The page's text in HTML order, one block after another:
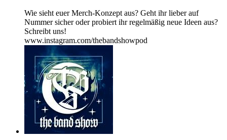
Wie sieht euer Merch-Konzept aus? Geht ihr lieber auf
Nummer sicher oder probiert ihr regelmäßig neue Ideen aus?
Schreibt uns!
www.instagram.com/thebandshowpod